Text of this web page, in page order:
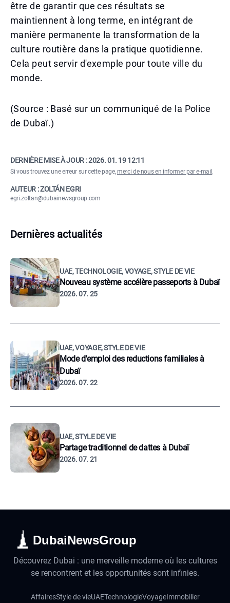
être de garantir que ces résultats se
maintiennent à long terme, en intégrant de
manière permanente la transformation de la
culture routière dans la pratique quotidienne.
Cela peut servir d'exemple pour toute ville du
monde.
(Source : Basé sur un communiqué de la Police
de Dubaï.)
DERNIÈRE MISE À JOUR :2026. 01. 19 12:11
Si vous trouvez une erreur sur cette page,merci de nous en informer par e-mail .
AUTEUR : ZOLTÁN EGRI
egri.zoltan@dubainewsgroup.com
Dernières actualités
UAE, TECHNOLOGIE, VOYAGE, STYLE DE VIE
Nouveau système accélère passeports à Dubaï
2026. 07. 25
UAE, VOYAGE, STYLE DE VIE
Mode d'emploi des reductions familiales à
Dubaï
2026. 07. 22
UAE, STYLE DE VIE
Partage traditionnel de dattes à Dubaï
2026. 07. 21
DubaiNewsGroup
Découvrez Dubai : une merveille moderne où les cultures
se rencontrent et les opportunités sont infinies.
AffairesStyle de vieUAETechnologieVoyageImmobilier